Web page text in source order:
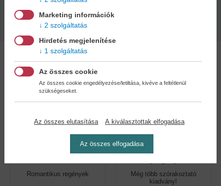
Kiadás dátuma:
Kedvenc kategóriák
Romantikus regények
Még több szórakoztató
kiadvány!
Marketing információk
2 szolgáltatás
Hirdetés megjelenítése
1 szolgáltatás
Az összes cookie
Az összes cookie engedélyezése/letiltása, kivéve a feltétlenül
szükségeseket.
Az összes elutasítása A kiválasztottak elfogadása
Az összes elfogadása